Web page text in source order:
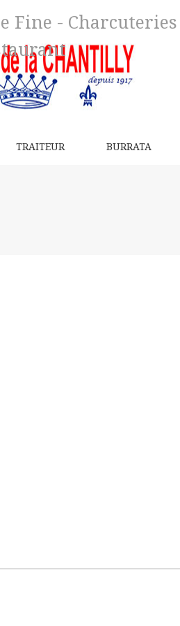
Fine -
TRAITEUR BURRATA